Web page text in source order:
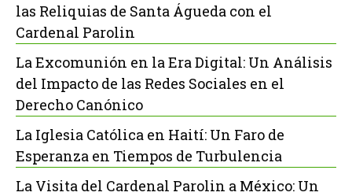
las Reliquias de Santa Águeda con el
Cardenal Parolin
La Excomunión en la Era Digital: Un Análisis
del Impacto de las Redes Sociales en el
Derecho Canónico
La Iglesia Católica en Haití: Un Faro de
Esperanza en Tiempos de Turbulencia
La Visita del Cardenal Parolin a México: Un